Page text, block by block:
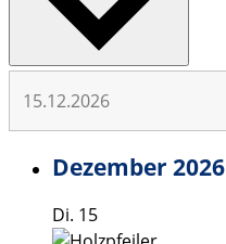
Dezember 2026
Di. 15